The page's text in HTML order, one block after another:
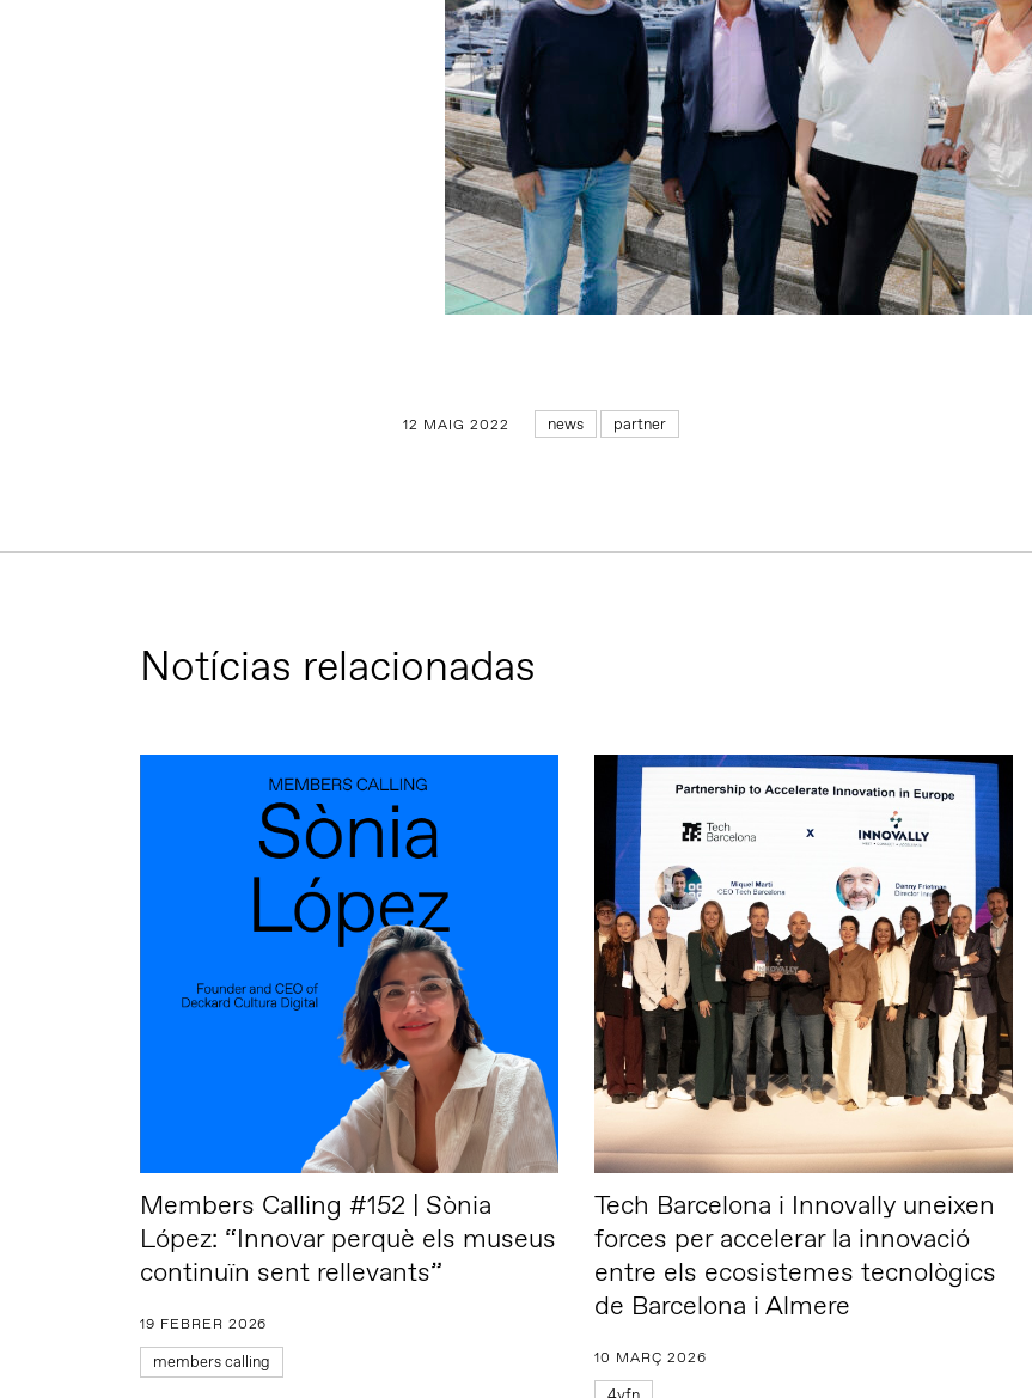
12 MAIG 2022 news partner
Notícias relacionadas
Members Calling #152 | Sònia
López: “Innovar perquè els museus
continuïn sent rellevants”
19 FEBRER 2026
members calling
Tech Barcelona i Innovally uneixen
forces per accelerar la innovació
entre els ecosistemes tecnològics
de Barcelona i Almere
10 MARÇ 2026